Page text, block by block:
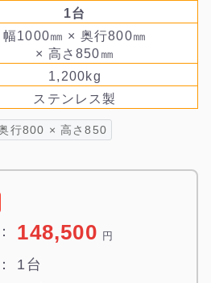
1台
幅1000㎜ × 奥行800㎜
× 高さ850㎜
1,200kg
ステンレス製
行800 × 高さ850
148,500 円
1台